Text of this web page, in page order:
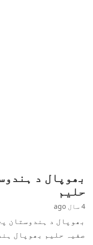
بھوپال د
حلیم
4 سال ago
بھوپال د ہندوستان
صفیہ حلیم بھوپال